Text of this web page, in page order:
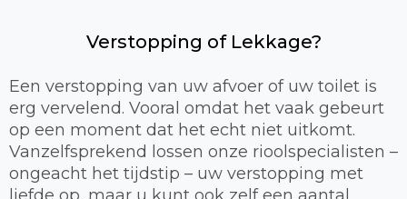
Verstopping of Lekkage?
Een verstopping van uw afvoer of uw toilet is
erg vervelend. Vooral omdat het vaak gebeurt
op een moment dat het echt niet uitkomt.
Vanzelfsprekend lossen onze rioolspecialisten –
ongeacht het tijdstip – uw verstopping met